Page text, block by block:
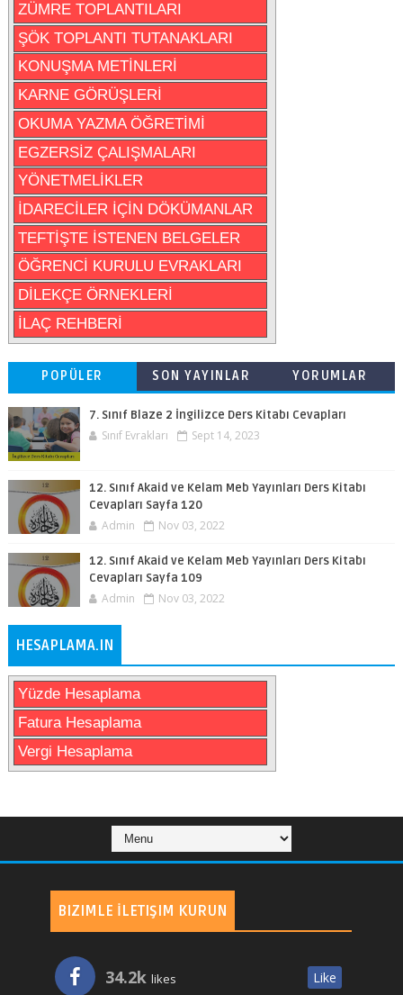
ZÜMRE TOPLANTILARI
ŞÖK TOPLANTI TUTANAKLARI
KONUŞMA METİNLERİ
KARNE GÖRÜŞLERİ
OKUMA YAZMA ÖĞRETİMİ
EGZERSİZ ÇALIŞMALARI
YÖNETMELİKLER
İDARECİLER İÇİN DÖKÜMANLAR
TEFTİŞTE İSTENEN BELGELER
ÖĞRENCİ KURULU EVRAKLARI
DİLEKÇE ÖRNEKLERİ
İLAÇ REHBERİ
POPÜLER SON YAYINLAR YORUMLAR
7. Sınıf Blaze 2 İngilizce Ders Kitabı Cevapları
Sınıf Evrakları Sept 14, 2023
12. Sınıf Akaid ve Kelam Meb Yayınları Ders Kitabı
Cevapları Sayfa 120
Admin Nov 03, 2022
12. Sınıf Akaid ve Kelam Meb Yayınları Ders Kitabı
Cevapları Sayfa 109
Admin Nov 03, 2022
HESAPLAMA.IN
Yüzde Hesaplama
Fatura Hesaplama
Vergi Hesaplama
BIZIMLE İLETIŞIM KURUN
34.2k likes Like